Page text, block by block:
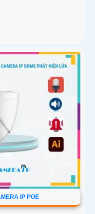
IP POE